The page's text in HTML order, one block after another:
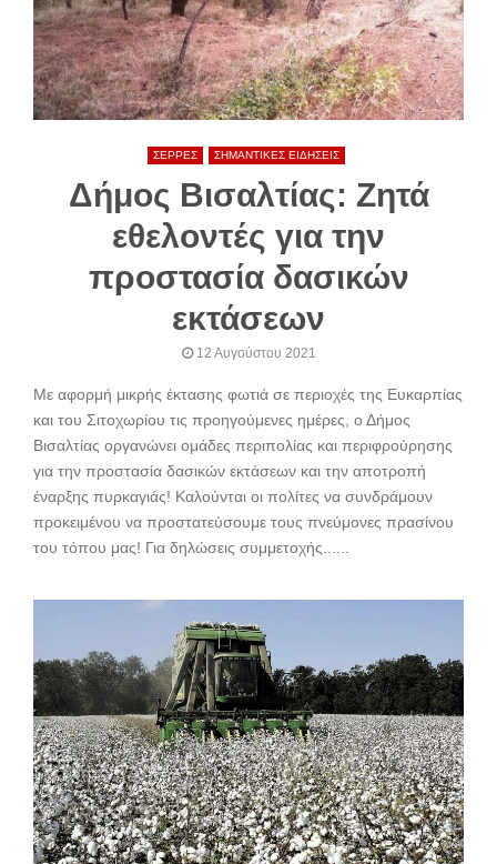
ΣΕΡΡΕΣ ΣΗΜΑΝΤΙΚΕΣ ΕΙΔΗΣΕΙΣ
Δήμος Βισαλτίας: Ζητά
εθελοντές για την
προστασία δασικών
εκτάσεων
12 Αυγούστου 2021
Με αφορμή μικρής έκτασης φωτιά σε περιοχές της Ευκαρπίας
και του Σιτοχωρίου τις προηγούμενες ημέρες, ο Δήμος
Βισαλτίας οργανώνει ομάδες περιπολίας και περιφρούρησης
για την προστασία δασικών εκτάσεων και την αποτροπή
έναρξης πυρκαγιάς! Καλούνται οι πολίτες να συνδράμουν
προκειμένου να προστατεύσουμε τους πνεύμονες πρασίνου
του τόπου μας! Για δηλώσεις συμμετοχής......